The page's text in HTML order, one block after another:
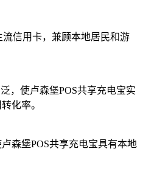
流信用卡，兼顾本地居民和游
，使卢森堡POS共享充电宝实
化率。
森堡POS共享充电宝具有本地